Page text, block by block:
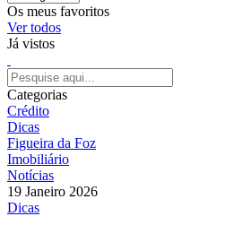
Os meus favoritos
Ver todos
Já vistos
Categorias
Crédito
Dicas
Figueira da Foz
Imobiliário
Notícias
19 Janeiro 2026
Dicas